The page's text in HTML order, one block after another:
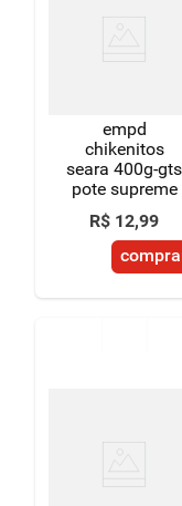
empd
chikenitos
seara 400g-gts
pote supreme
R$ 12,99